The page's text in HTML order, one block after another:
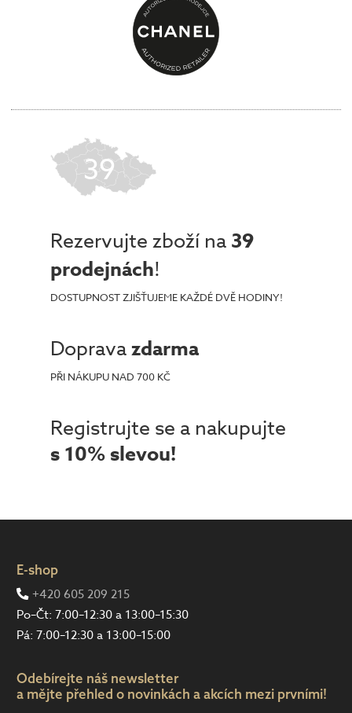
39
Rezervujte zboží na 39
prodejnách!
DOSTUPNOST ZJIŠŤUJEME KAŽDÉ DVĚ HODINY!
Dopravazdarma
PŘI NÁKUPU NAD 700 KČ
Registrujte se a nakupujte
s 10% slevou!
E-shop
+420 605 209 215
Po–Čt: 7:00–12:30 a 13:00–15:30
Pá: 7:00–12:30 a 13:00–15:00
Odebírejte náš newsletter
a mějte přehled o novinkách a akcích mezi prvními!